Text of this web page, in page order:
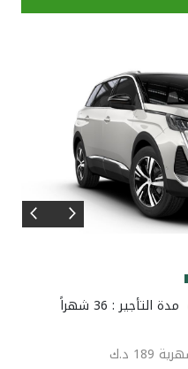
مدة التأجير : 36 شهراً
189 د.ك